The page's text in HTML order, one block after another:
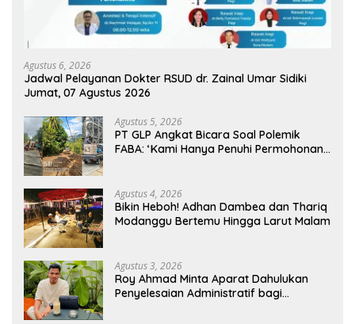
Agustus 6, 2026
Jadwal Pelayanan Dokter RSUD dr. Zainal Umar Sidiki
Jumat, 07 Agustus 2026
Agustus 5, 2026
PT GLP Angkat Bicara Soal Polemik
FABA: ‘Kami Hanya Penuhi Permohonan
Agustus 4, 2026
Bikin Heboh! Adhan Dambea dan Thariq
Modanggu Bertemu Hingga Larut Malam
Agustus 3, 2026
Roy Ahmad Minta Aparat Dahulukan
Penyelesaian Administratif bagi